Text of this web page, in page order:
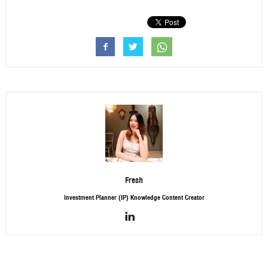
Fresh
Investment Planner (IP) Knowledge Content Creator